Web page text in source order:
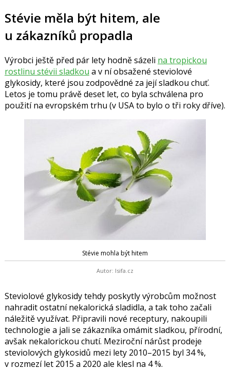
Stévie měla být hitem, ale
u zákazníků propadla
Výrobci ještě před pár lety hodně sázeli na tropickou
rostlinu stévii sladkou a v ní obsažené steviolové
glykosidy, které jsou zodpovědné za její sladkou chuť.
Letos je tomu právě deset let, co byla schválena pro
použití na evropském trhu (v USA to bylo o tři roky dříve).
Stévie mohla být hitem
Autor: Isifa.cz
Steviolové glykosidy tehdy poskytly výrobcům možnost
nahradit ostatní nekalorická sladidla, a tak toho začali
náležitě využívat. Připravili nové receptury, nakoupili
technologie a jali se zákazníka omámit sladkou, přírodní,
avšak nekalorickou chutí. Meziroční nárůst prodeje
steviolových glykosidů mezi lety 2010–2015 byl 34 %,
v rozmezí let 2015 a 2020 ale klesl na 4 %.